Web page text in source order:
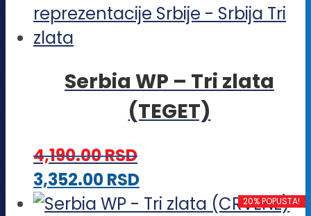
Serbia WP – Tri zlata
(TEGET)
4,190.00RSD
3,352.00RSDOvaj
proizvod
20% POPUSTA!